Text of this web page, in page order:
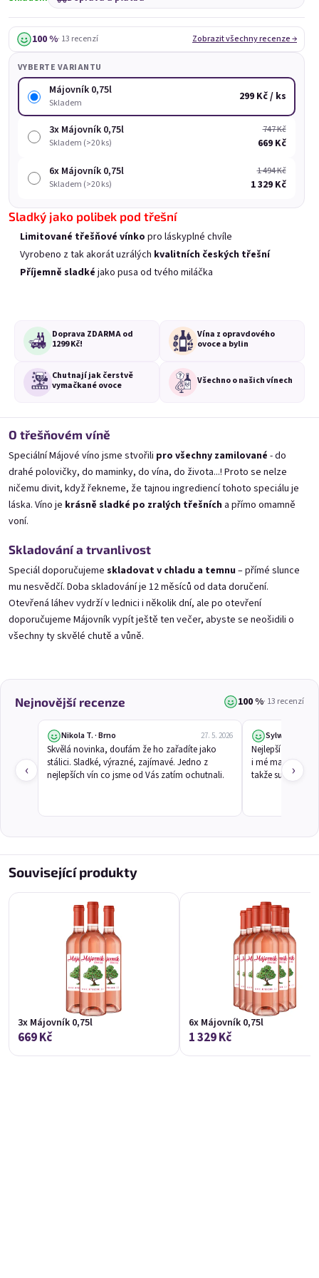
Monšerý 0,75l
299 Kč
Přidat do košíku Přidat do košíku
Výpis produktů
Řazení produktů
Doporučujeme Nejlevnější
Nejprodávanější
Koko 0,75l
🥥 Kokosový speciál 11% alk.
Skladem (>20 ks)
279 Kč
Přidat do košíku
Borůvkový speciál s modrou spirulinou
Skladem(>20 ks)
289 Kč
🍫Čokoládové víno 12% alk.
Skladem(>20 ks)
299 Kč
z čerstvého angreštu 11,5% alk.
Skladem(>20 ks)
279 Kč
Čokoláska 0,75l Banana 0,75l
100 %· 13 recenzí Zobrazit všechny recenze →
VYBERTE VARIANTU
Májovník 0,75l
Skladem 299 Kč / ks
3x Májovník 0,75l
Skladem (>20 ks)
747 Kč
669 Kč
6x Májovník 0,75l
Skladem (>20 ks)
1 494 Kč
1 329 Kč
Sladký jako polibek pod třešní
Limitované třešňové vínko pro láskyplné chvíle
Vyrobeno z tak akorát uzrálých kvalitních českých třešní
Příjemně sladké jako pusa od tvého miláčka
Doprava ZDARMA od
1299 Kč!
Vína z opravdového
ovoce a bylin
Chutnají jak čerstvě
vymačkané ovoce
Všechno onašich vínech
O třešňovém víně
Speciální Májové víno jsme stvořili pro všechny zamilované - do
drahé polovičky, do maminky, do vína, do života...! Proto se nelze
ničemu divit, když řekneme, že tajnou ingrediencí tohoto speciálu je
láska. Víno je krásně sladké po zralých třešních a přímo omamně
voní.
Skladování a trvanlivost
Speciál doporučujeme skladovat v chladu a temnu – přímé slunce
mu nesvědčí. Doba skladování je 12 měsíců od data doručení.
Otevřená láhev vydrží v lednici i několik dní, ale po otevření
doporučujeme Májovník vypít ještě ten večer, abyste se neošidili o
všechny ty skvělé chutě a vůně.
Nejnovější recenze 100 %· 13 recenzí
‹
Nikola T. · Brno 27. 5. 2026
Skvělá novinka, doufám že ho zařadíte jako
stálici. Sladké, výrazné, zajímavé. Jedno z
nejlepších vín co jsme od Vás zatím ochutnali.
Sylwia C.
Nejlepší víno,
i mé mamince
takže super 🤗
›
Související produkty
3x Májovník 0,75l
669 Kč
6x Májovník 0,75l
1 329 Kč